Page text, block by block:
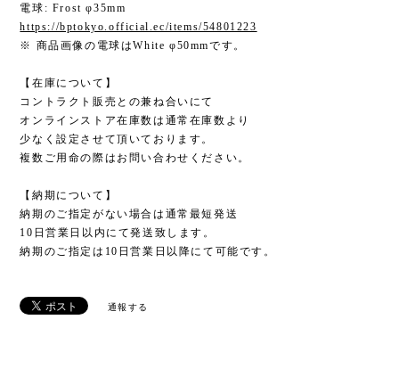
電球: Frost φ35mm
https://bptokyo.official.ec/items/54801223
※ 商品画像の電球はWhite φ50mmです。
【在庫について】
コントラクト販売との兼ね合いにて
オンラインストア在庫数は通常在庫数より
少なく設定させて頂いております。
複数ご用命の際はお問い合わせください。
【納期について】
納期のご指定がない場合は通常最短発送
10日営業日以内にて発送致します。
納期のご指定は10日営業日以降にて可能です。
通報する